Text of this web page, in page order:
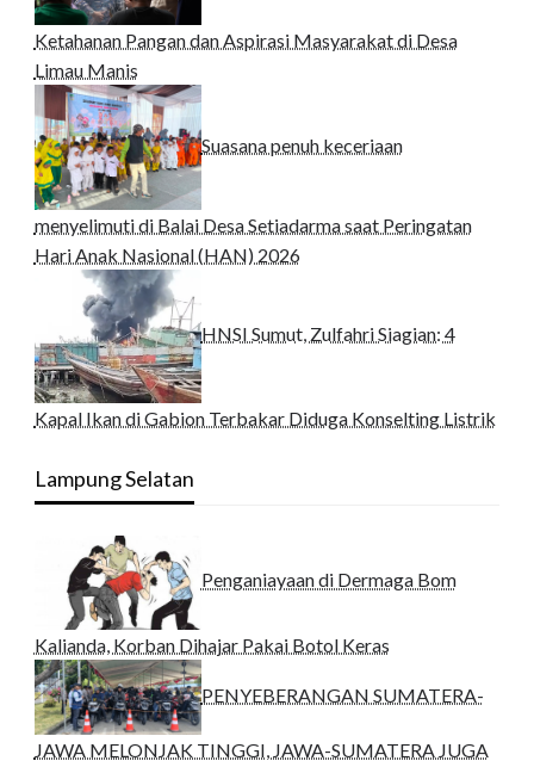
Ketahanan Pangan dan Aspirasi Masyarakat di Desa
Limau Manis
Suasana penuh keceriaan
menyelimuti di Balai Desa Setiadarma saat Peringatan
Hari Anak Nasional (HAN) 2026
HNSI Sumut, Zulfahri Siagian: 4
Kapal Ikan di Gabion Terbakar Diduga Konselting Listrik
Lampung Selatan
Penganiayaan di Dermaga Bom
Kalianda, Korban Dihajar Pakai Botol Keras
PENYEBERANGAN SUMATERA-
JAWA MELONJAK TINGGI, JAWA-SUMATERA JUGA